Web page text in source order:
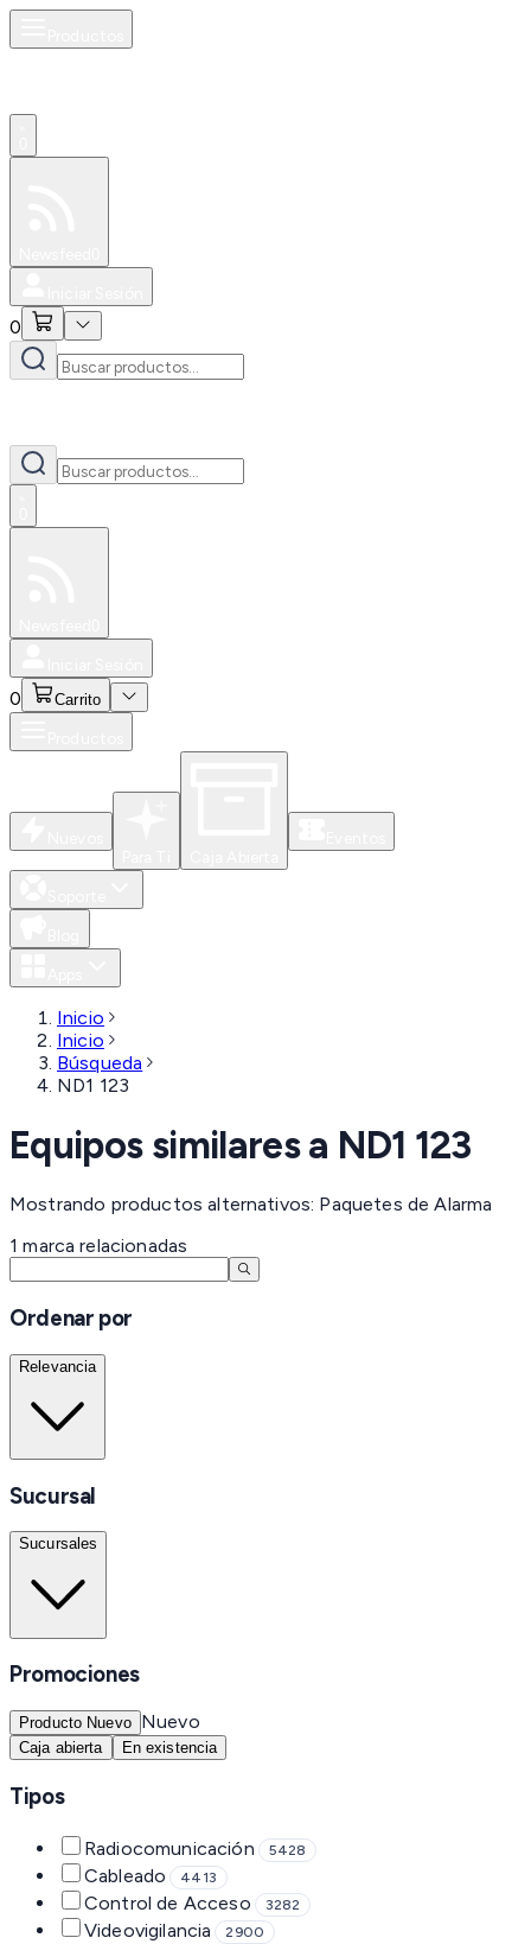
0
0 Carrito
Inicio
Inicio
Búsqueda
ND1 123
Equipos similares a ND1 123
Mostrando productos alternativos: Paquetes de Alarma
1 marca relacionadas
Ordenar por
Relevancia
Sucursal
Sucursales
Promociones
Producto Nuevo Nuevo
Caja abierta En existencia
Tipos
Radiocomunicación 5428
Cableado 4413
Control de Acceso 3282
Videovigilancia 2900